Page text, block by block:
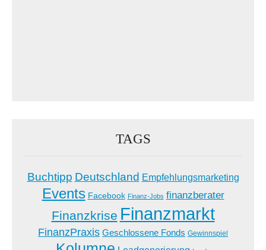
TAGS
Buchtipp Deutschland Empfehlungsmarketing
Events Facebook Finanz-Jobs finanzberater
Finanzkrise Finanzmarkt
FinanzPraxis Geschlossene Fonds Gewinnspiel